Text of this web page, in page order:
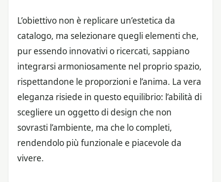
L’obiettivo non è replicare un’estetica da
catalogo, ma selezionare quegli elementi che,
pur essendo innovativi o ricercati, sappiano
integrarsi armoniosamente nel proprio spazio,
rispettandone le proporzioni e l’anima. La vera
eleganza risiede in questo equilibrio: l’abilità di
scegliere un oggetto di design che non
sovrasti l’ambiente, ma che lo completi,
rendendolo più funzionale e piacevole da
vivere.